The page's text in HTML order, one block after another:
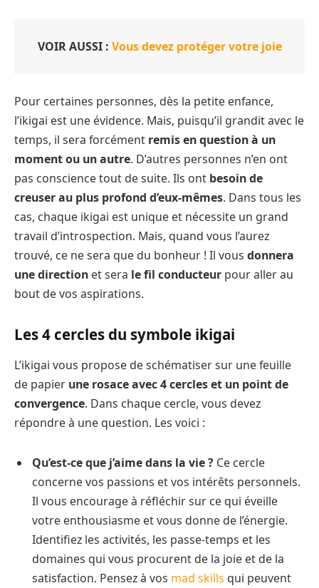
VOIR AUSSI : Vous devez protéger votre joie
Pour certaines personnes, dès la petite enfance,
l’ikigai est une évidence. Mais, puisqu’il grandit avec le
temps, il sera forcément remis en question à un
moment ou un autre. D’autres personnes n’en ont
pas conscience tout de suite. Ils ont besoin de
creuser au plus profond d’eux-mêmes. Dans tous les
cas, chaque ikigai est unique et nécessite un grand
travail d’introspection. Mais, quand vous l’aurez
trouvé, ce ne sera que du bonheur ! Il vous donnera
une direction et sera le fil conducteur pour aller au
bout de vos aspirations.
Les 4 cercles du symbole ikigai
L’ikigai vous propose de schématiser sur une feuille
de papier une rosace avec 4 cercles et un point de
convergence. Dans chaque cercle, vous devez
répondre à une question. Les voici :
Qu’est-ce que j’aime dans la vie ? Ce cercle
concerne vos passions et vos intérêts personnels.
Il vous encourage à réfléchir sur ce qui éveille
votre enthousiasme et vous donne de l’énergie.
Identifiez les activités, les passe-temps et les
domaines qui vous procurent de la joie et de la
satisfaction. Pensez à vos mad skills qui peuvent